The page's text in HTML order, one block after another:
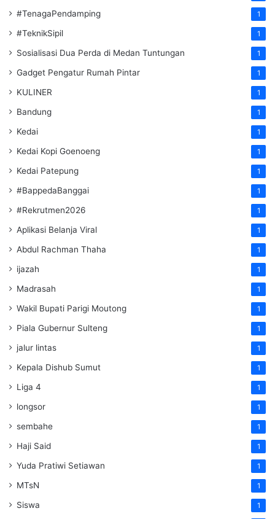
#TenagaPendamping 1
#TeknikSipil 1
Sosialisasi Dua Perda di Medan Tuntungan 1
Gadget Pengatur Rumah Pintar 1
KULINER 1
Bandung 1
Kedai 1
Kedai Kopi Goenoeng 1
Kedai Patepung 1
#BappedaBanggai 1
#Rekrutmen2026 1
Aplikasi Belanja Viral 1
Abdul Rachman Thaha 1
ijazah 1
Madrasah 1
Wakil Bupati Parigi Moutong 1
Piala Gubernur Sulteng 1
jalur lintas 1
Kepala Dishub Sumut 1
Liga 4 1
longsor 1
sembahe 1
Haji Said 1
Yuda Pratiwi Setiawan 1
MTsN 1
Siswa 1